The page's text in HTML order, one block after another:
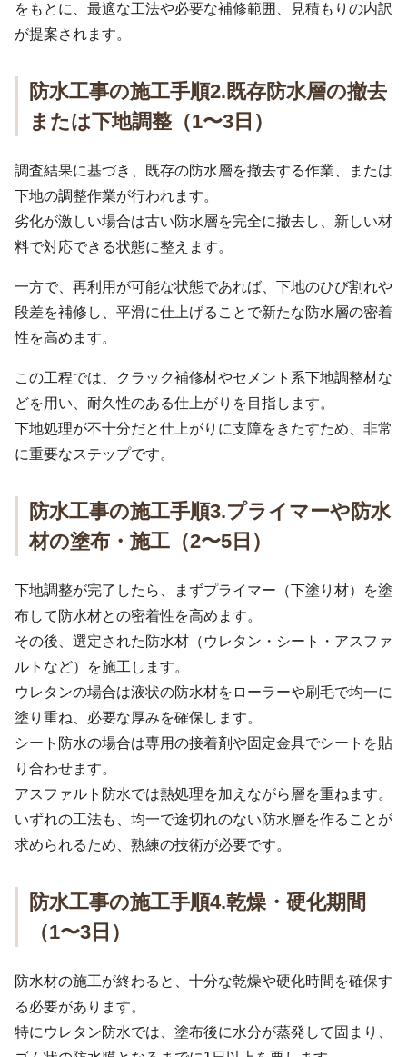
をもとに、最適な工法や必要な補修範囲、見積もりの内訳
が提案されます。
防水工事の施工手順2.既存防水層の撤去
または下地調整（1〜3日）
調査結果に基づき、既存の防水層を撤去する作業、または
下地の調整作業が行われます。
劣化が激しい場合は古い防水層を完全に撤去し、新しい材
料で対応できる状態に整えます。
一方で、再利用が可能な状態であれば、下地のひび割れや
段差を補修し、平滑に仕上げることで新たな防水層の密着
性を高めます。
この工程では、クラック補修材やセメント系下地調整材な
どを用い、耐久性のある仕上がりを目指します。
下地処理が不十分だと仕上がりに支障をきたすため、非常
に重要なステップです。
防水工事の施工手順3.プライマーや防水
材の塗布・施工（2〜5日）
下地調整が完了したら、まずプライマー（下塗り材）を塗
布して防水材との密着性を高めます。
その後、選定された防水材（ウレタン・シート・アスファ
ルトなど）を施工します。
ウレタンの場合は液状の防水材をローラーや刷毛で均一に
塗り重ね、必要な厚みを確保します。
シート防水の場合は専用の接着剤や固定金具でシートを貼
り合わせます。
アスファルト防水では熱処理を加えながら層を重ねます。
いずれの工法も、均一で途切れのない防水層を作ることが
求められるため、熟練の技術が必要です。
防水工事の施工手順4.乾燥・硬化期間
（1〜3日）
防水材の施工が終わると、十分な乾燥や硬化時間を確保す
る必要があります。
特にウレタン防水では、塗布後に水分が蒸発して固まり、